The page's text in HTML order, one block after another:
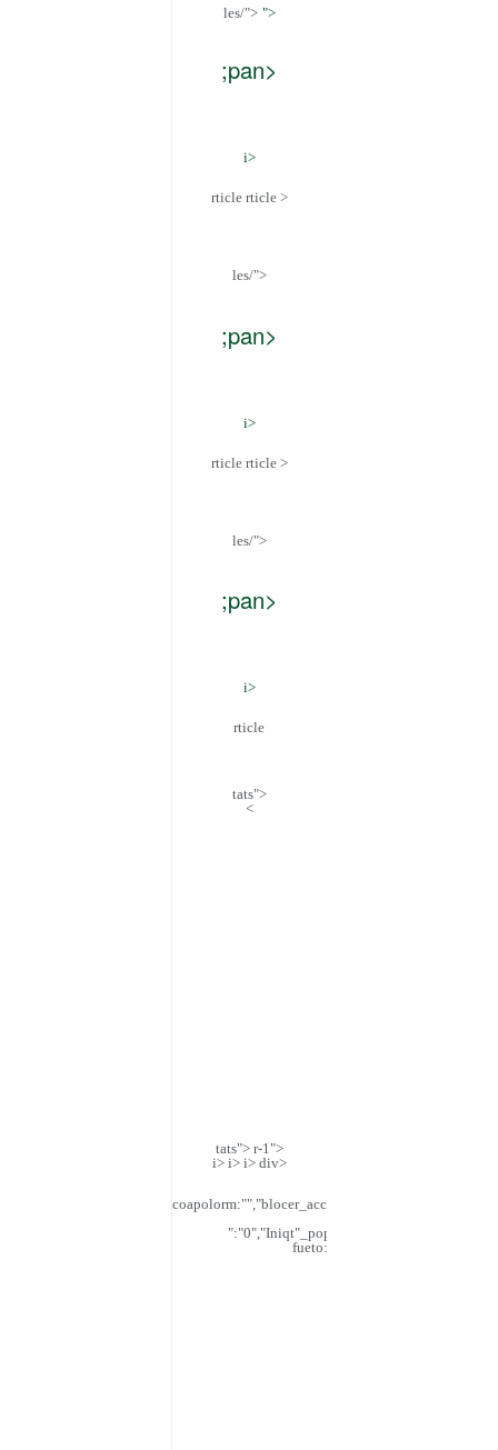
les/"> ">
;pan>
i>
rticle rticle >
les/">
;pan>
i>
rticle rticle >
les/">
;pan>
i>
rticle
tats">
<
tats"> r-1">
i> i> i> div>
fueto:"defauly","_met_)